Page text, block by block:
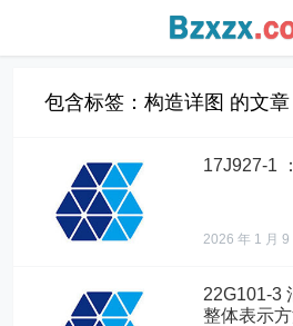
包含标签：构造详图 的文章
17J927-1
2026 年 1 月 9
22G101-3
整体表示